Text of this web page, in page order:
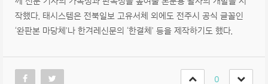
작했다. 태시스템은 전북일보 고유서체 외에도 전주시 공식 글꼴인
‘완판본 마당체’나 한겨레신문의 ‘한결체’ 등을 제작하기도 했다.
0